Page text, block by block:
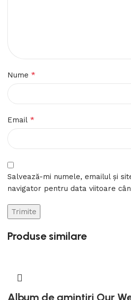
Nume *
Email *
Salvează-mi numele, emailul și
navigator pentru data viitoare
Produse similare
Album de amintiri Our